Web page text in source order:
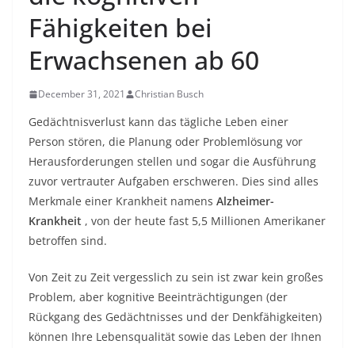
Fähigkeiten bei
Erwachsenen ab 60
December 31, 2021 Christian Busch
Gedächtnisverlust kann das tägliche Leben einer
Person stören, die Planung oder Problemlösung vor
Herausforderungen stellen und sogar die Ausführung
zuvor vertrauter Aufgaben erschweren. Dies sind alles
Merkmale einer Krankheit namens Alzheimer-
Krankheit , von der heute fast 5,5 Millionen Amerikaner
betroffen sind.
Von Zeit zu Zeit vergesslich zu sein ist zwar kein großes
Problem, aber kognitive Beeinträchtigungen (der
Rückgang des Gedächtnisses und der Denkfähigkeiten)
können Ihre Lebensqualität sowie das Leben der Ihnen